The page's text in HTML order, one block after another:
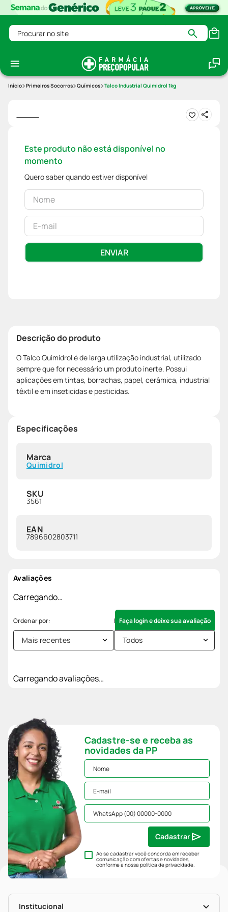
Procurar no site
Primeiros Socorros Químicos Talco Industrial Quimidrol 1kg
Este produto não está disponível no
momento
Quero saber quando estiver disponível
ENVIAR
Descrição do produto
O Talco Quimidrol é de larga utilização industrial, utilizado
sempre que for necessário um produto inerte. Possui
aplicações em tintas, borrachas, papel, cerâmica, industrial
têxtil e em inseticidas e pesticidas.
Especificações
Marca
Quimidrol
SKU
3561
EAN
7896602803711
Avaliações
Carregando…
Faça login e deixe sua avaliação
Mais recentes Todos
Carregando avaliações…
Cadastre-se e receba as
novidades da PP
Ao se cadastrar você concorda em receber
comunicação com ofertas e novidades,
conforme a nossapolítica de privacidade.
Cadastrar
Institucional